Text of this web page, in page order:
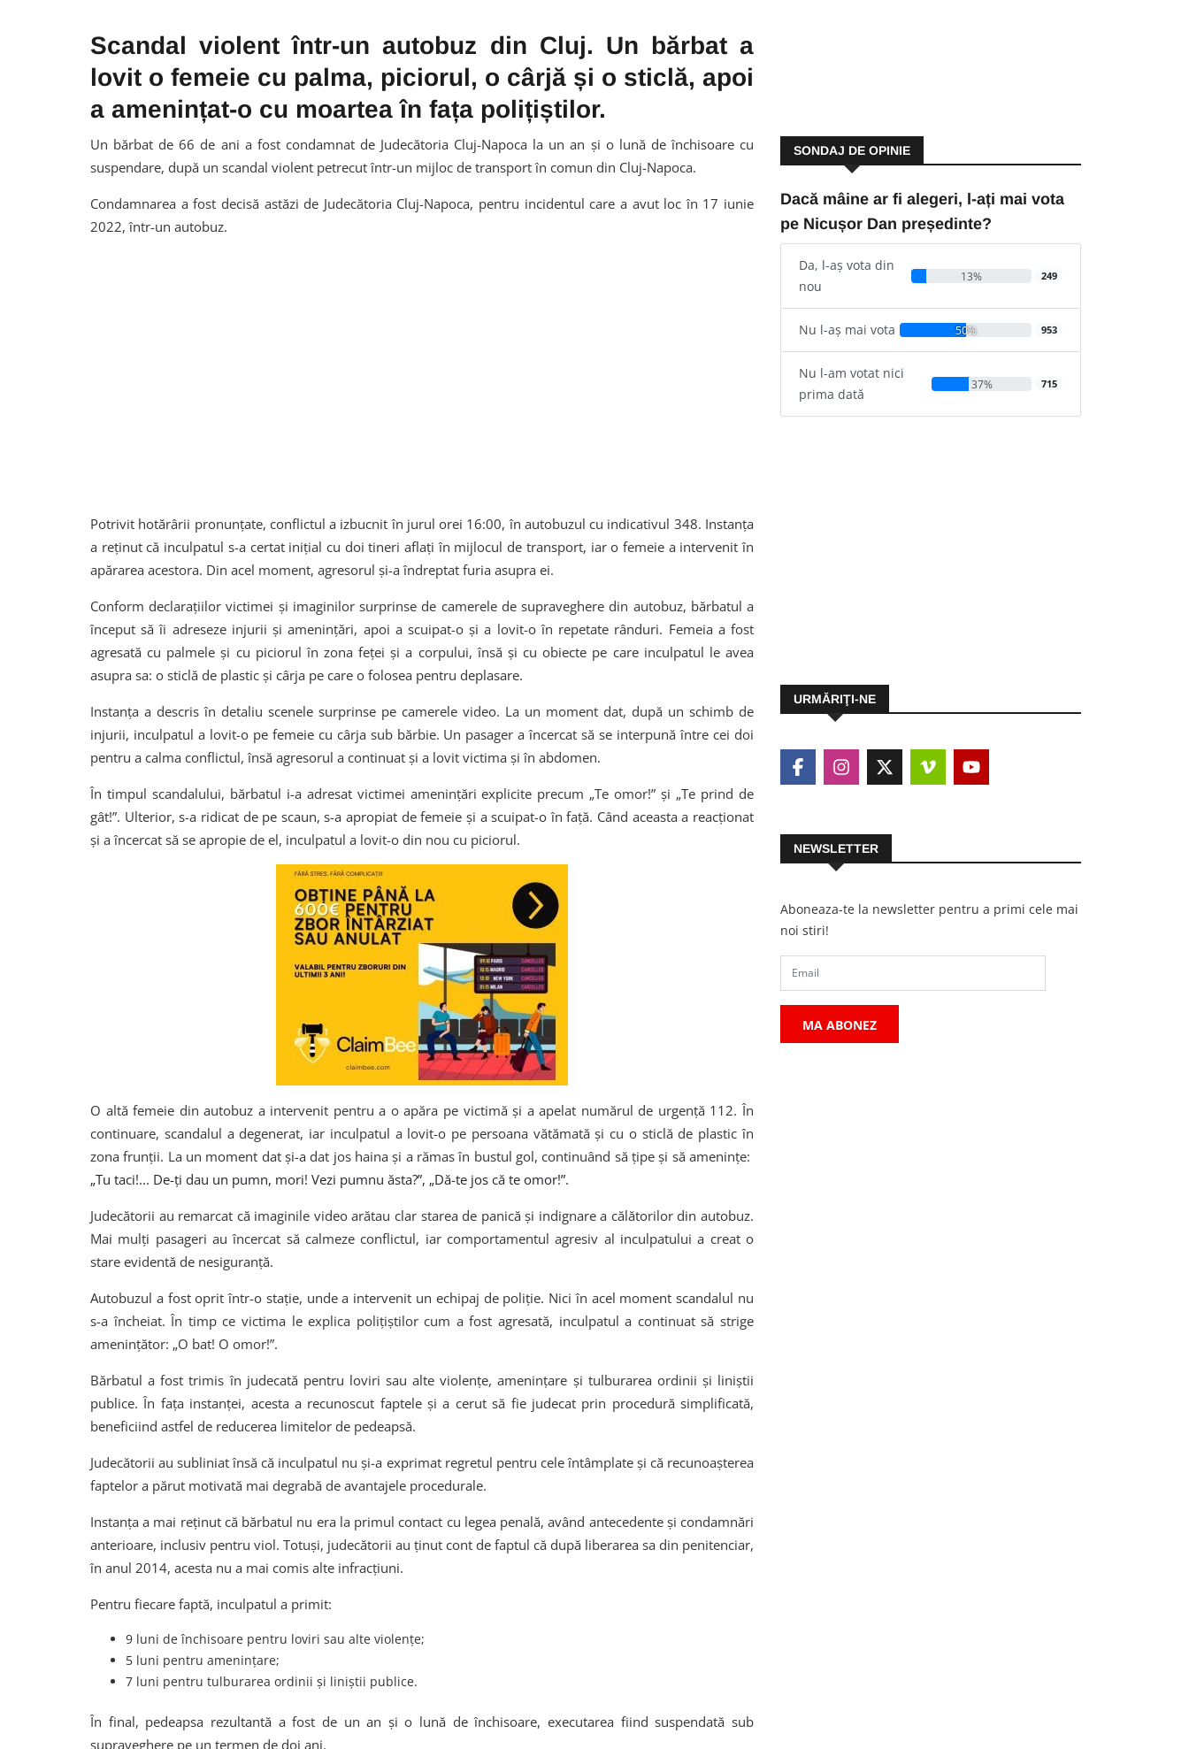
Scandal violent într-un autobuz din Cluj. Un bărbat a
lovit o femeie cu palma, piciorul, o cârjă și o sticlă, apoi
a amenințat-o cu moartea în fața polițiștilor.
Un bărbat de 66 de ani a fost condamnat de Judecătoria Cluj-Napoca la un an și o lună de închisoare cu
suspendare, după un scandal violent petrecut într-un mijloc de transport în comun din Cluj-Napoca.
Condamnarea a fost decisă astăzi de Judecătoria Cluj-Napoca, pentru incidentul care a avut loc în 17 iunie
2022, într-un autobuz.
Potrivit hotărârii pronunțate, conflictul a izbucnit în jurul orei 16:00, în autobuzul cu indicativul 348. Instanța
a reținut că inculpatul s-a certat inițial cu doi tineri aflați în mijlocul de transport, iar o femeie a intervenit în
apărarea acestora. Din acel moment, agresorul și-a îndreptat furia asupra ei.
Conform declarațiilor victimei și imaginilor surprinse de camerele de supraveghere din autobuz, bărbatul a
început să îi adreseze injurii și amenințări, apoi a scuipat-o și a lovit-o în repetate rânduri. Femeia a fost
agresată cu palmele și cu piciorul în zona feței și a corpului, însă și cu obiecte pe care inculpatul le avea
asupra sa: o sticlă de plastic și cârja pe care o folosea pentru deplasare.
Instanța a descris în detaliu scenele surprinse pe camerele video. La un moment dat, după un schimb de
injurii, inculpatul a lovit-o pe femeie cu cârja sub bărbie. Un pasager a încercat să se interpună între cei doi
pentru a calma conflictul, însă agresorul a continuat și a lovit victima și în abdomen.
În timpul scandalului, bărbatul i-a adresat victimei amenințări explicite precum „Te omor!” și „Te prind de
gât!”. Ulterior, s-a ridicat de pe scaun, s-a apropiat de femeie și a scuipat-o în față. Când aceasta a reacționat
și a încercat să se apropie de el, inculpatul a lovit-o din nou cu piciorul.
O altă femeie din autobuz a intervenit pentru a o apăra pe victimă și a apelat numărul de urgență 112. În
continuare, scandalul a degenerat, iar inculpatul a lovit-o pe persoana vătămată și cu o sticlă de plastic în
zona frunții. La un moment dat și-a dat jos haina și a rămas în bustul gol, continuând să țipe și să amenințe:
„Tu taci!... De-ţi dau un pumn, mori! Vezi pumnu ăsta?”, „Dă-te jos că te omor!”.
Judecătorii au remarcat că imaginile video arătau clar starea de panică și indignare a călătorilor din autobuz.
Mai mulți pasageri au încercat să calmeze conflictul, iar comportamentul agresiv al inculpatului a creat o
stare evidentă de nesiguranță.
Autobuzul a fost oprit într-o stație, unde a intervenit un echipaj de poliție. Nici în acel moment scandalul nu
s-a încheiat. În timp ce victima le explica polițiștilor cum a fost agresată, inculpatul a continuat să strige
amenințător: „O bat! O omor!”.
Bărbatul a fost trimis în judecată pentru loviri sau alte violențe, amenințare și tulburarea ordinii și liniștii
publice. În fața instanței, acesta a recunoscut faptele și a cerut să fie judecat prin procedură simplificată,
beneficiind astfel de reducerea limitelor de pedeapsă.
Judecătorii au subliniat însă că inculpatul nu și-a exprimat regretul pentru cele întâmplate și că recunoașterea
faptelor a părut motivată mai degrabă de avantajele procedurale.
Instanța a mai reținut că bărbatul nu era la primul contact cu legea penală, având antecedente și condamnări
anterioare, inclusiv pentru viol. Totuși, judecătorii au ținut cont de faptul că după liberarea sa din penitenciar,
în anul 2014, acesta nu a mai comis alte infracțiuni.
Pentru fiecare faptă, inculpatul a primit:
9 luni de închisoare pentru loviri sau alte violențe;
5 luni pentru amenințare;
7 luni pentru tulburarea ordinii și liniștii publice.
În final, pedeapsa rezultantă a fost de un an și o lună de închisoare, executarea fiind suspendată sub
supraveghere pe un termen de doi ani.
SONDAJ DE OPINIE
Dacă mâine ar fi alegeri, l-ați mai vota
pe Nicușor Dan președinte?
Da, l-aș vota din
nou
13% 249
Nu l-aș mai vota 50% 953
Nu l-am votat nici
prima dată
37% 715
URMĂRIŢI-NE
NEWSLETTER
Aboneaza-te la newsletter pentru a primi cele mai
noi stiri!
MA ABONEZ